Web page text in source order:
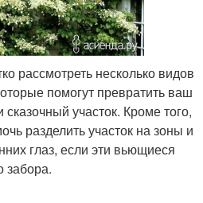
рассмотреть несколько видов
помогут превратить ваш
участок. Кроме того,
разделить участок на зоны и
глаз, если эти вьющиеся
забора.